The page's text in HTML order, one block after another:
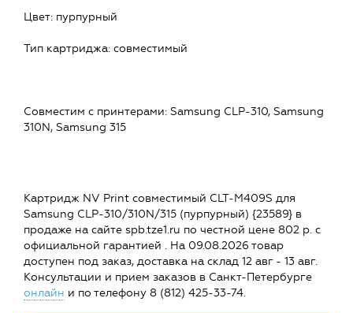
Цвет: пурпурный
Тип картриджа: совместимый
Совместим c принтерами: Samsung CLP-310, Samsung
310N, Samsung 315
Картридж NV Print совместимый CLT-M409S для
Samsung CLP-310/310N/315 (пурпурный) {23589} в
продаже на сайте spb.tze1.ru по честной цене 802 р. с
официальной гарантией . На 09.08.2026 товар
доступен под заказ, доставка на склад 12 авг - 13 авг.
Консультации и прием заказов в Санкт-Петербурге
онлайн и по телефону 8 (812) 425-33-74.